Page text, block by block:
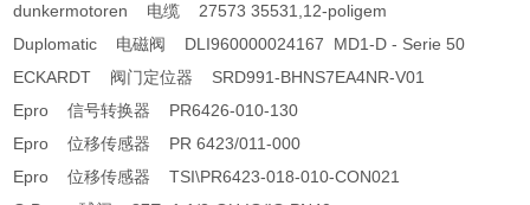
dunkermotoren 电缆 27573 35531,12-poligem
Duplomatic 电磁阀 DLI960000024167 MD1-D - Serie 50
ECKARDT 阀门定位器 SRD991-BHNS7EA4NR-V01
Epro 信号转换器 PR6426-010-130
Epro 位移传感器 PR 6423/011-000
Epro 位移传感器 TSI\PR6423-018-010-CON021